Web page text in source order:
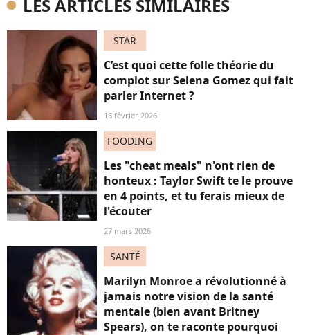
LES ARTICLES SIMILAIRES
STAR
C’est quoi cette folle théorie du
complot sur Selena Gomez qui fait
parler Internet ?
16 février 2026
FOODING
Les "cheat meals" n'ont rien de
honteux : Taylor Swift te le prouve
en 4 points, et tu ferais mieux de
l'écouter
27 mars 2026
SANTÉ
Marilyn Monroe a révolutionné à
jamais notre vision de la santé
mentale (bien avant Britney
Spears), on te raconte pourquoi